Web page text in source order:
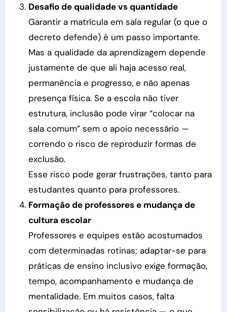
Desafio de qualidade vs quantidade
Garantir a matrícula em sala regular (o que o
decreto defende) é um passo importante.
Mas a qualidade da aprendizagem depende
justamente de que ali haja acesso real,
permanência e progresso, e não apenas
presença física. Se a escola não tiver
estrutura, inclusão pode virar “colocar na
sala comum” sem o apoio necessário —
correndo o risco de reproduzir formas de
exclusão.
Esse risco pode gerar frustrações, tanto para
estudantes quanto para professores.
Formação de professores e mudança de
cultura escolar
Professores e equipes estão acostumados
com determinadas rotinas; adaptar-se para
práticas de ensino inclusivo exige formação,
tempo, acompanhamento e mudança de
mentalidade. Em muitos casos, falta